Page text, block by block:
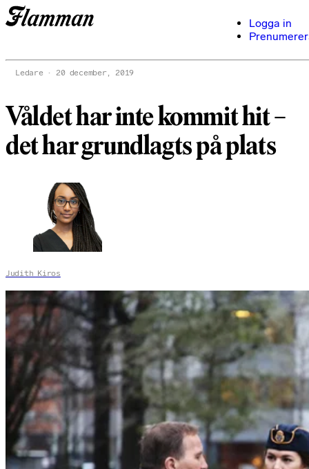
Logga in
Ledare 20 december, 2019
Våldet har inte kommit hit –
det har grundlagts på plats
Judith Kiros